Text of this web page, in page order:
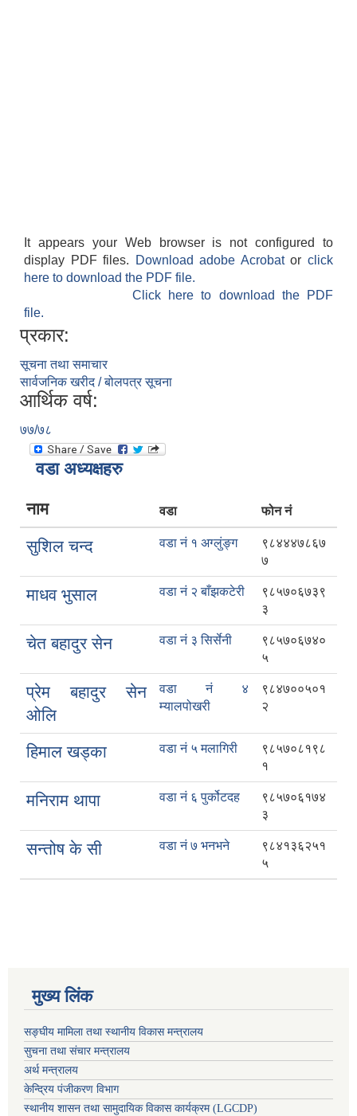
It appears your Web browser is not configured to
display PDF files.
Download adobe Acrobatorclick
here to download the PDF file.
Click here to download the PDF
file.
प्रकार:
सूचना तथा समाचार
सार्वजनिक खरीद / बोलपत्र सूचना
आर्थिक वर्ष:
७७/७८
वडा अध्यक्षहरु
नाम वडा फोन नं
सुशिल चन्द वडा नं १ अग्लुंङ्ग
९८४४४७८६७
७
माधव भुसाल वडा नं २ बाँझकटेरी
९८५७०६७३९
३
चेत बहादुर सेन वडा नं ३ सिर्सेनी
९८५७०६७४०
५
प्रेम बहादुर सेन
ओलि
वडा नं ४
म्यालपोखरी
९८४७००५०१
२
हिमाल खड्का वडा नं ५ मलागिरी
९८५७०८१९८
१
मनिराम थापा वडा नं ६ पुर्कोटदह
९८५७०६१७४
३
सन्तोष के सी वडा नं ७ भनभने
९८४१३६२५१
५
मुख्य लिंक
सङ्घीय मामिला तथा स्थानीय विकास मन्त्रालय
सुचना तथा संचार मन्त्रालय
अर्थ मन्त्रालय
केन्द्रिय पंजीकरण विभाग
स्थानीय शासन तथा सामुदायिक विकास कार्यक्रम (LGCDP)